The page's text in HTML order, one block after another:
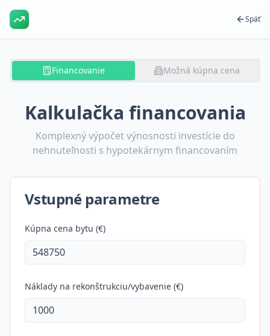
Späť
Financovanie Možná kúpna cena
Kalkulačka financovania
Komplexný výpočet výnosnosti investície do
nehnuteľnosti s hypotekárnym financovaním
Vstupné parametre
Kúpna cena bytu (€)
Náklady na rekonštrukciu/vybavenie (€)